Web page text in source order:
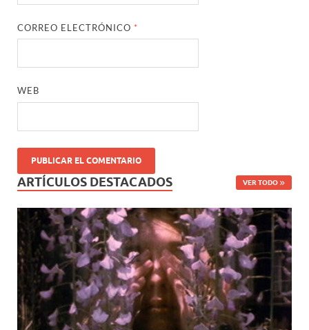
CORREO ELECTRÓNICO *
WEB
ARTÍCULOS DESTACADOS VER TODO